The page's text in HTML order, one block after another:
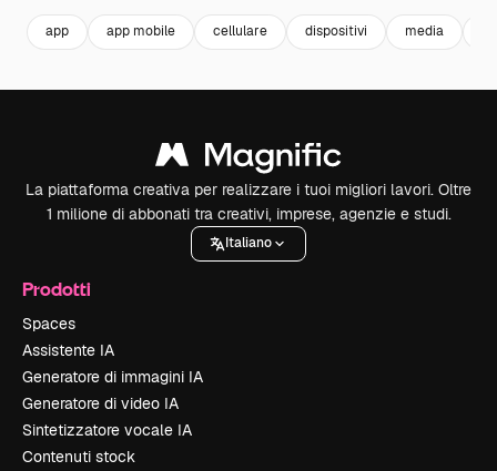
app app mobile cellulare dispositivi media
La piattaforma creativa per realizzare i tuoi migliori lavori. Oltre
1 milione di abbonati tra creativi, imprese, agenzie e studi.
Italiano
Prodotti
Spaces
Assistente IA
Generatore di immagini IA
Generatore di video IA
Sintetizzatore vocale IA
Contenuti stock